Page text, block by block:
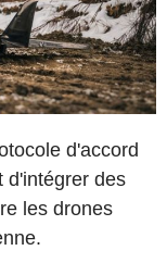
d'accord
d'intégrer des
les drones